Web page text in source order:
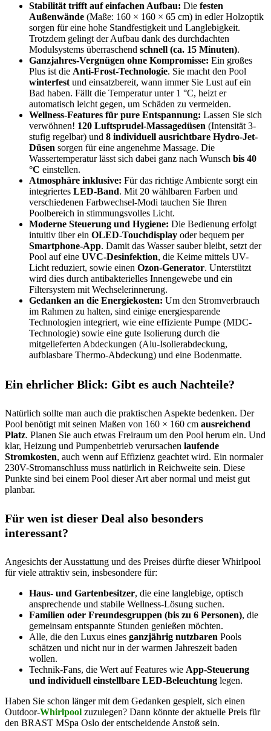
Stabilität trifft auf einfachen Aufbau: Die festen
Außenwände (Maße: 160 × 160 × 65 cm) in edler Holzoptik
sorgen für eine hohe Standfestigkeit und Langlebigkeit.
Trotzdem gelingt der Aufbau dank des durchdachten
Modulsystems überraschend schnell (ca. 15 Minuten).
Ganzjahres-Vergnügen ohne Kompromisse: Ein großes
Plus ist die Anti-Frost-Technologie. Sie macht den Pool
winterfest und einsatzbereit, wann immer Sie Lust auf ein
Bad haben. Fällt die Temperatur unter 1 °C, heizt er
automatisch leicht gegen, um Schäden zu vermeiden.
Wellness-Features für pure Entspannung: Lassen Sie sich
verwöhnen! 120 Luftsprudel-Massagedüsen (Intensität 3-
stufig regelbar) und 8 individuell ausrichtbare Hydro-Jet-
Düsen sorgen für eine angenehme Massage. Die
Wassertemperatur lässt sich dabei ganz nach Wunsch bis 40
°C einstellen.
Atmosphäre inklusive: Für das richtige Ambiente sorgt ein
integriertes LED-Band. Mit 20 wählbaren Farben und
verschiedenen Farbwechsel-Modi tauchen Sie Ihren
Poolbereich in stimmungsvolles Licht.
Moderne Steuerung und Hygiene: Die Bedienung erfolgt
intuitiv über ein OLED-Touchdisplay oder bequem per
Smartphone-App. Damit das Wasser sauber bleibt, setzt der
Pool auf eine UVC-Desinfektion, die Keime mittels UV-
Licht reduziert, sowie einen Ozon-Generator. Unterstützt
wird dies durch antibakterielles Innengewebe und ein
Filtersystem mit Wechselerinnerung.
Gedanken an die Energiekosten: Um den Stromverbrauch
im Rahmen zu halten, sind einige energiesparende
Technologien integriert, wie eine effiziente Pumpe (MDC-
Technologie) sowie eine gute Isolierung durch die
mitgelieferten Abdeckungen (Alu-Isolierabdeckung,
aufblasbare Thermo-Abdeckung) und eine Bodenmatte.
Ein ehrlicher Blick: Gibt es auch Nachteile?
Natürlich sollte man auch die praktischen Aspekte bedenken. Der
Pool benötigt mit seinen Maßen von 160 × 160 cm ausreichend
Platz. Planen Sie auch etwas Freiraum um den Pool herum ein. Und
klar, Heizung und Pumpenbetrieb verursachen laufende
Stromkosten, auch wenn auf Effizienz geachtet wird. Ein normaler
230V-Stromanschluss muss natürlich in Reichweite sein. Diese
Punkte sind bei einem Pool dieser Art aber normal und meist gut
planbar.
Für wen ist dieser Deal also besonders
interessant?
Angesichts der Ausstattung und des Preises dürfte dieser Whirlpool
für viele attraktiv sein, insbesondere für:
Haus- und Gartenbesitzer, die eine langlebige, optisch
ansprechende und stabile Wellness-Lösung suchen.
Familien oder Freundesgruppen (bis zu 6 Personen), die
gemeinsam entspannte Stunden genießen möchten.
Alle, die den Luxus eines ganzjährig nutzbaren Pools
schätzen und nicht nur in der warmen Jahreszeit baden
wollen.
Technik-Fans, die Wert auf Features wie App-Steuerung
und individuell einstellbare LED-Beleuchtung legen.
Haben Sie schon länger mit dem Gedanken gespielt, sich einen
Outdoor-Whirlpool zuzulegen? Dann könnte der aktuelle Preis für
den BRAST MSpa Oslo der entscheidende Anstoß sein.